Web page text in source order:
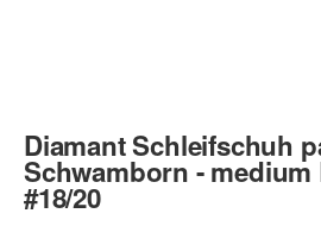
Diamant Schleifschuh
Schwamborn -
#18/20